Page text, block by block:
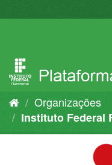
para
Organizações
Instituto Federal